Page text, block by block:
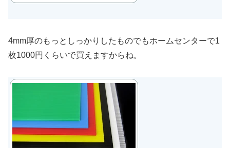
4mm厚のもっとしっかりしたものでもホームセンターで1
枚1000円くらいで買えますからね。